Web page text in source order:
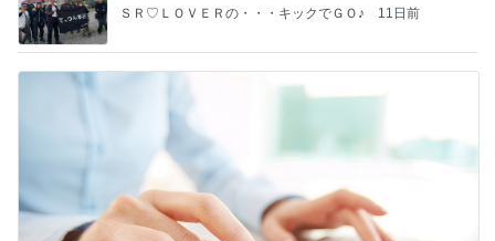
ＳＲ♡ＬＯＶＥＲの・・・キックでＧＯ♪ 11日前